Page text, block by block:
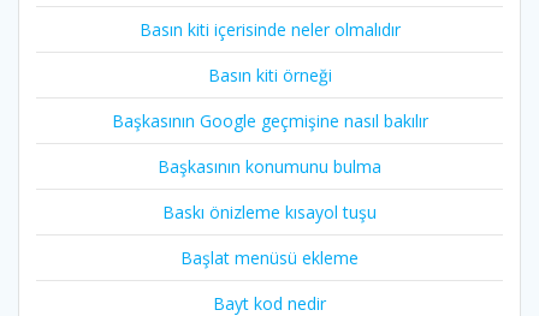
Basın kiti içerisinde neler olmalıdır
Basın kiti örneği
Başkasının Google geçmişine nasıl bakılır
Başkasının konumunu bulma
Baskı önizleme kısayol tuşu
Başlat menüsü ekleme
Bayt kod nedir